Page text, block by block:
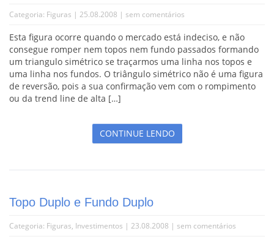
Categoria: Figuras | 25.08.2008 | sem comentários
Esta figura ocorre quando o mercado está indeciso, e não
consegue romper nem topos nem fundo passados formando
um triangulo simétrico se traçarmos uma linha nos topos e
uma linha nos fundos. O triângulo simétrico não é uma figura
de reversão, pois a sua confirmação vem com o rompimento
ou da trend line de alta […]
CONTINUE LENDO
Topo Duplo e Fundo Duplo
Categoria: Figuras, Investimentos | 23.08.2008 | sem comentários